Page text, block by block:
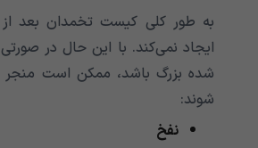
به طور کلی کیست تخمدان بعد از
ایجاد نمی‌کند. با این حال در
شده بزرگ باشد، ممکن است منجر
شوند:
نفخ